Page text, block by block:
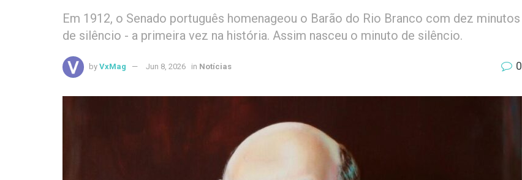
Em 1912, o Senado português homenageou o Barão do Rio Branco com dez minutos
de silêncio - a primeira vez na história. Assim nasceu o minuto de silêncio.
by VxMag Jun 8, 2026 in Notícias 0